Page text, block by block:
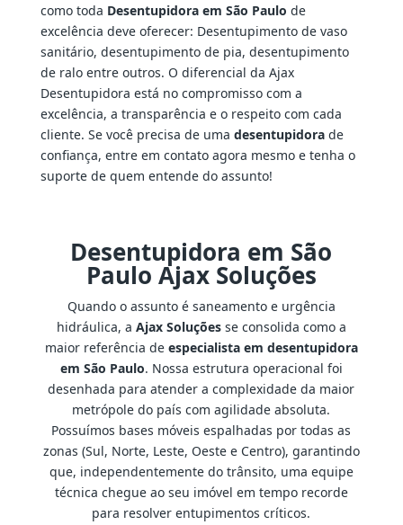
como toda Desentupidora em São Paulo de
excelência deve oferecer: Desentupimento de vaso
sanitário, desentupimento de pia, desentupimento
de ralo entre outros. O diferencial da Ajax
Desentupidora está no compromisso com a
excelência, a transparência e o respeito com cada
cliente. Se você precisa de uma desentupidorade
confiança, entre em contato agora mesmo e tenha o
suporte de quem entende do assunto!
Desentupidora em São
Paulo Ajax Soluções
Quando o assunto é saneamento e urgência
hidráulica, a Ajax Soluçõesse consolida como a
maior referência de especialista em desentupidora
em São Paulo. Nossa estrutura operacional foi
desenhada para atender a complexidade da maior
metrópole do país com agilidade absoluta.
Possuímos bases móveis espalhadas por todas as
zonas (Sul, Norte, Leste, Oeste e Centro), garantindo
que, independentemente do trânsito, uma equipe
técnica chegue ao seu imóvel em tempo recorde
para resolver entupimentos críticos.